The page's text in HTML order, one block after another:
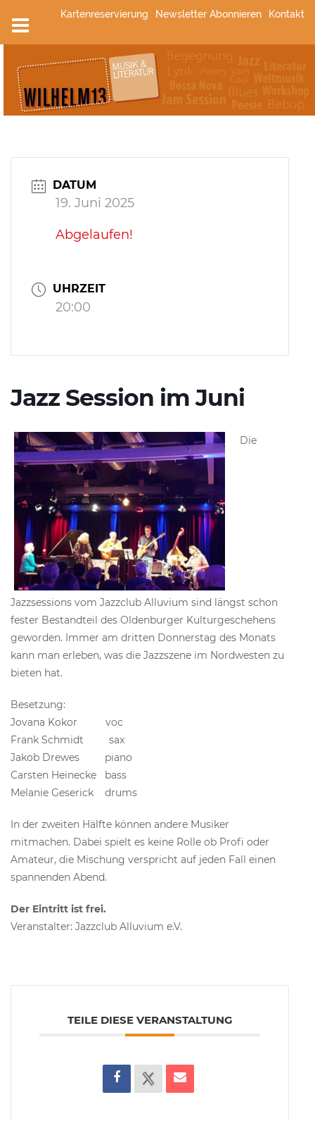
Inhalt
springen
Kartenreservierung Newsletter Abonnieren Kontakt
DATUM
19. Juni 2025
Abgelaufen!
UHRZEIT
20:00
Jazz Session im Juni
Die
Jazzsessions vom Jazzclub Alluvium sind längst schon
fester Bestandteil des Oldenburger Kulturgeschehens
geworden. Immer am dritten Donnerstag des Monats
kann man erleben, was die Jazzszene im Nordwesten zu
bieten hat.
Besetzung:
Jovana Kokor voc
Frank Schmidt sax
Jakob Drewes piano
Carsten Heinecke bass
Melanie Geserick drums
In der zweiten Hälfte können andere Musiker
mitmachen. Dabei spielt es keine Rolle ob Profi oder
Amateur, die Mischung verspricht auf jeden Fall einen
spannenden Abend.
Der Eintritt ist frei.
Veranstalter: Jazzclub Alluvium e.V.
TEILE DIESE VERANSTALTUNG